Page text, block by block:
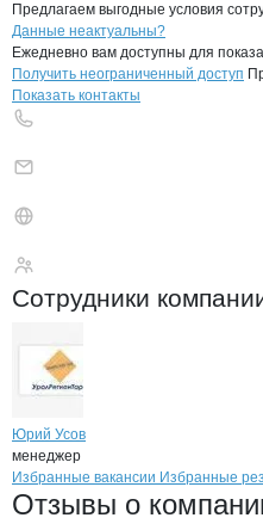
Предлагаем выгодные условия
Контактыкомпании
+7(800)000-00-..
Данные неактуальны?
Ежедневно вам доступны для
Получить неограниченный доступ
Показать контакты
Сотрудники
Юрий Усов
менеджер
Брендыкомпани
Вакансии в
Избранные вакансии Избранные
Новости o
Отзывы о